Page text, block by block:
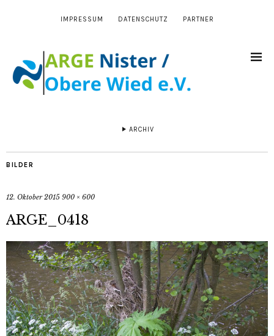
IMPRESSUM DATENSCHUTZ PARTNER
ARCHIV
BILDER
12. Oktober 2015 900 × 600
ARGE_0418